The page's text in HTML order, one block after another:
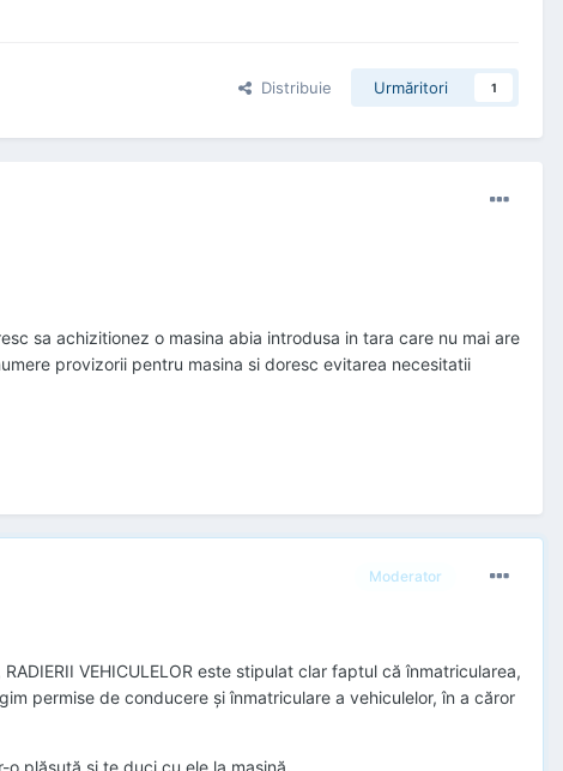
Distribuie Urmăritori 1
sa achizitionez o masina abia introdusa in tara care nu mai are
provizorii pentru masina si doresc evitarea necesitatii
Moderator
VEHICULELOR este stipulat clar faptul că înmatricularea,
permise de conducere şi înmatriculare a vehiculelor, în a căror